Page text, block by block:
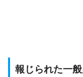
報じられた一